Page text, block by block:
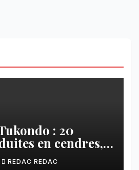
: 20
en cendres,
sans abri
REDAC REDAC